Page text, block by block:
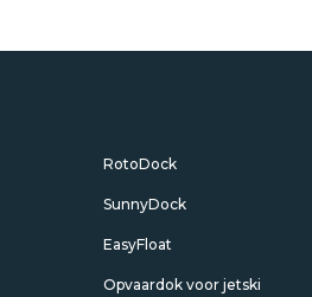
RotoDock
SunnyDock
EasyFloat
Opvaardok voor jetski